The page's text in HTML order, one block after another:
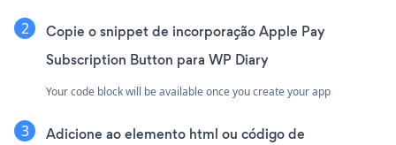
Copie o snippet de incorporação Apple Pay
Subscription Button para WP Diary
Your code block will be available once you create your app
Adicione ao elemento html ou código de